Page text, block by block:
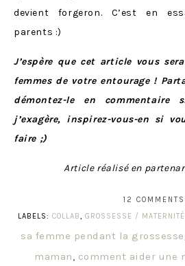
devient forgeron. C’est en
parents :)
J’espère que cet article vous
femmes de votre entourage !
démontez-le en commentaire
j’exagère, inspirez-vous-en si
faire ;)
Article réalisé en
12 COMMENTS
LABELS:COLLAB,GROSSESSE / MATERNITÉ
sa femme pendant la grossesse
maman, comment aider une